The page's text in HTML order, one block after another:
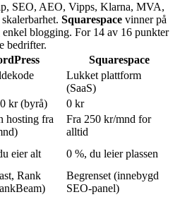
SEO, AEO, Vipps, Klarna, MVA,
Squarespace vinner på
blogging. For 14 av 16 punkter
bedrifter.
Squarespace
Lukket plattform
(SaaS)
kr (byrå)
0 kr
hosting fra
Fra 250 kr/mnd for
alltid
eier alt 0 %, du leier plassen
Rank
Begrenset (innebygd
SEO-panel)